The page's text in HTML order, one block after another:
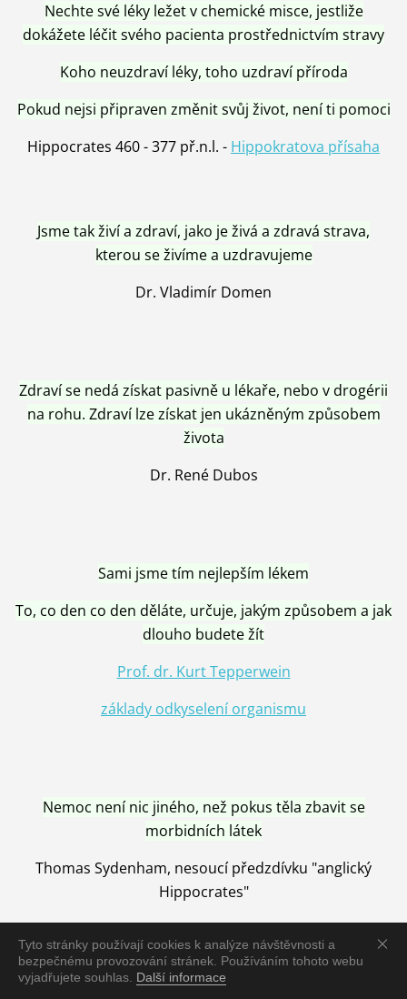
Tyto stránky používají cookies k analýze návštěvnosti a
bezpečnému provozování stránek. Používáním tohoto webu
vyjadřujete souhlas. Další informace
Nechte své léky ležet v chemické misce, jestliže
dokážete léčit svého pacienta prostřednictvím stravy
Koho neuzdraví léky, toho uzdraví příroda
Pokud nejsi připraven změnit svůj život, není ti pomoci
Hippocrates 460 - 377 př.n.l. - Hippokratova přísaha
Jsme tak živí a zdraví, jako je živá a zdravá strava,
kterou se živíme a uzdravujeme
Dr. Vladimír Domen
Zdraví se nedá získat pasivně u lékaře, nebo v drogérii
na rohu. Zdraví lze získat jen ukázněným způsobem
života
Dr. René Dubos
Sami jsme tím nejlepším lékem
To, co den co den děláte, určuje, jakým způsobem a jak
dlouho budete žít
Prof. dr. Kurt Tepperwein
základy odkyselení organismu
Nemoc není nic jiného, než pokus těla zbavit se
morbidních látek
Thomas Sydenham, nesoucí předzdívku "anglický
Hippocrates"
Nemoc je vyléčena jen pomocí Přírody, neutralizací a